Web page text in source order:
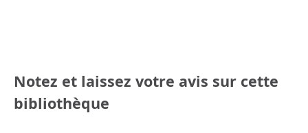
Notez et laissez votre avis sur cette
bibliothèque